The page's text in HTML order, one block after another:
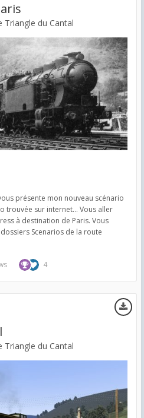
Triangle du Cantal
présente mon nouveau scénario
trouvée sur internet… Vous aller
à destination de Paris. Vous
Scenarios de la route
4
Triangle du Cantal